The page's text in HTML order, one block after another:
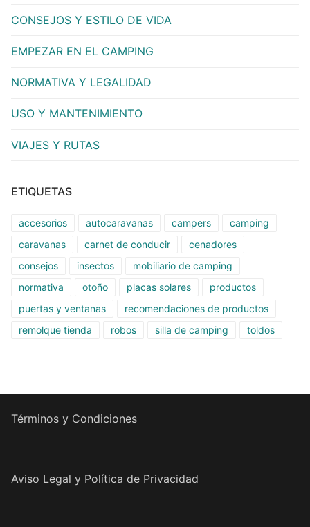
CONSEJOS Y ESTILO DE VIDA
EMPEZAR EN EL CAMPING
NORMATIVA Y LEGALIDAD
USO Y MANTENIMIENTO
VIAJES Y RUTAS
ETIQUETAS
accesorios autocaravanas campers
camping
caravanas
carnet de conducir
cenadores
consejos
insectos
mobiliario de camping
normativa
otoño placas solares
productos
puertas y ventanas
recomendaciones de productos
remolque tienda
robos silla de camping toldos
Términos y Condiciones
Aviso Legal y Política de Privacidad